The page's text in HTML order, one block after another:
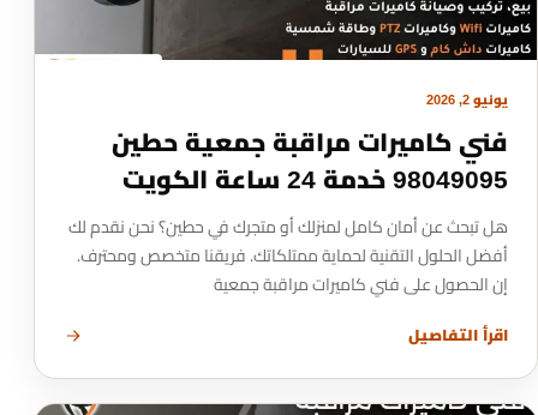
يونيو 2, 2026
فني كاميرات مراقبة جمعية حطين
98049095 خدمة 24 ساعة الكويت
هل تبحث عن أمان كامل لمنزلك أو متجرك في حطين؟ نحن نقدم لك
أفضل الحلول التقنية لحماية ممتلكاتك. فريقنا متخصص ومحترف.
إن الحصول على فني كاميرات مراقبة جمعية
اقرأ التفاصيل